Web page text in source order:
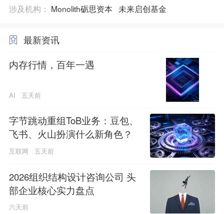
涉及机构： Monolith砺思资本 未来启创基金
最新资讯
内存行情，百年一遇
AI 五天前
字节跳动重组ToB业务：豆包、
飞书、火山扮演什么新角色？
互联网 五天前
2026组织结构设计咨询公司 头
部企业核心实力盘点
六天前